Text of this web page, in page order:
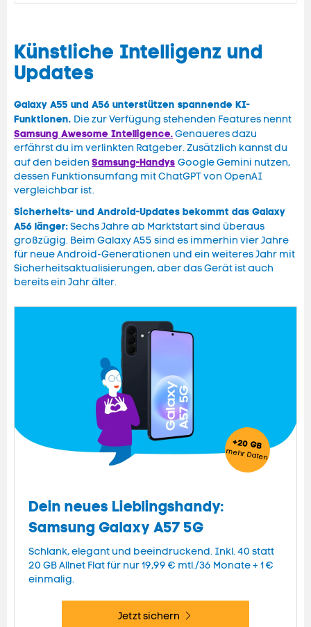
Künstliche Intelligenz und
Updates
Galaxy A55 und A56 unterstützen spannende KI-
Funktionen. Die zur Verfügung stehenden Features nennt
Samsung Awesome Intelligence.Genaueres dazu
erfährst du im verlinkten Ratgeber. Zusätzlich kannst du
auf den beiden Samsung-Handys Google Gemini nutzen,
dessen Funktionsumfang mit ChatGPT von OpenAI
vergleichbar ist.
Sicherheits- und Android-Updates bekommt das Galaxy
A56 länger:Sechs Jahre ab Marktstart sind überaus
großzügig. Beim Galaxy A55 sind es immerhin vier Jahre
für neue Android-Generationen und ein weiteres Jahr mit
Sicherheitsaktualisierungen, aber das Gerät ist auch
bereits ein Jahr älter.
Dein neues Lieblingshandy:
Samsung Galaxy A57 5G
Schlank, elegant und beeindruckend. Inkl. 40 statt
20 GB Allnet Flat für nur 19,99 € mtl./36 Monate + 1 €
einmalig.
Jetzt sichern
+20 GB
mehrDaten